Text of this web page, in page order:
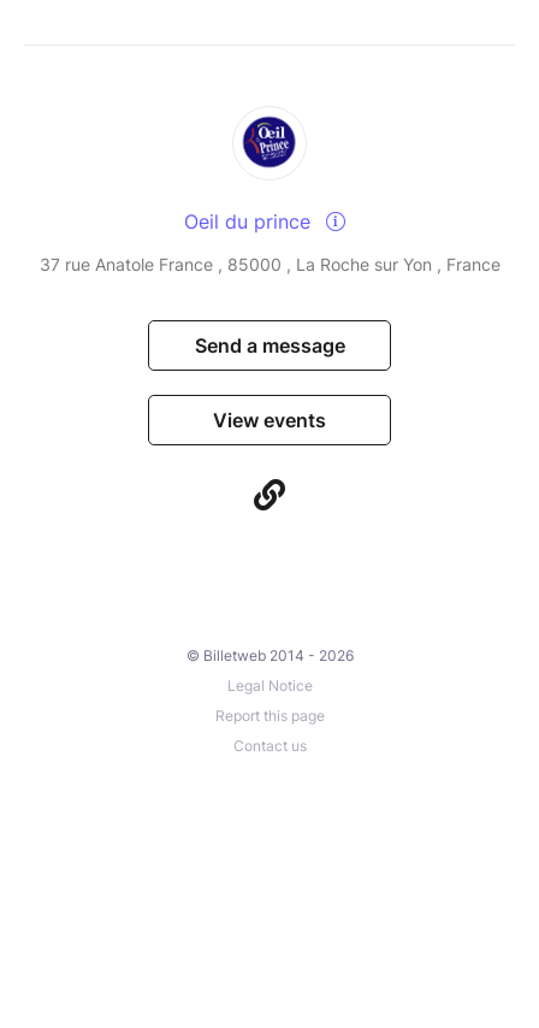
Oeil du prince
37 rue Anatole France , 85000 , La Roche sur Yon , France
Send a message
View events
© Billetweb 2014 - 2026
Legal Notice
Report this page
Contact us